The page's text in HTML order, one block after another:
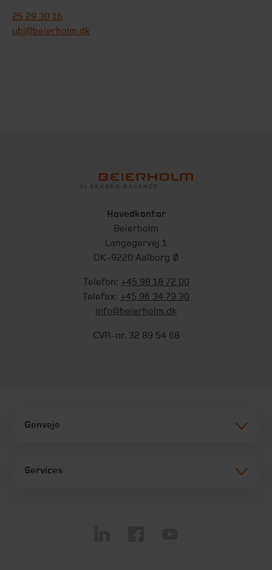
25 29 30 16
ubj@beierholm.dk
Hovedkontor
Beierholm
Langagervej 1
DK-9220 Aalborg Ø
Telefon: +45 98 18 72 00
Telefax: +45 96 34 79 30
info@beierholm.dk
CVR-nr. 32 89 54 68
Genveje
Services